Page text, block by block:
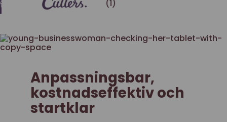
Anpassningsbar,
kostnadseffektiv och
startklar